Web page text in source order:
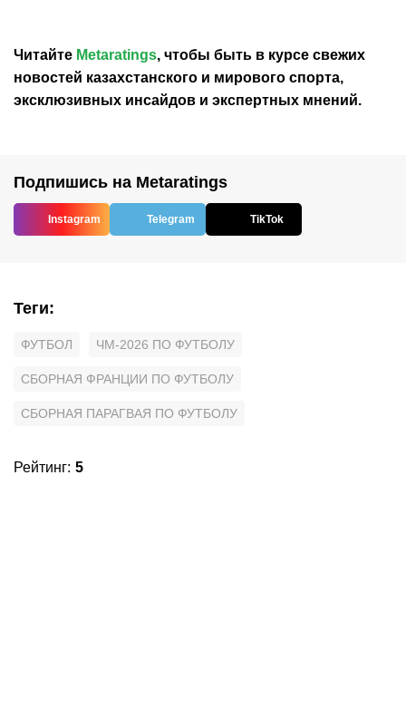
Читайте Metaratings, чтобы быть в курсе свежих
новостей казахстанского и мирового спорта,
эксклюзивных инсайдов и экспертных мнений.
Подпишись на Metaratings
Instagram Telegram TikTok
Теги:
ФУТБОЛ ЧМ-2026 ПО ФУТБОЛУ
СБОРНАЯ ФРАНЦИИ ПО ФУТБОЛУ
СБОРНАЯ ПАРАГВАЯ ПО ФУТБОЛУ
Рейтинг: 5